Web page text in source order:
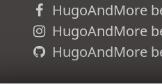
HugoAndMore
HugoAndMore
HugoAndMore